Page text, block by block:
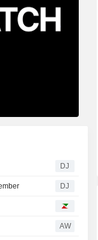
DJ
DJ
AW